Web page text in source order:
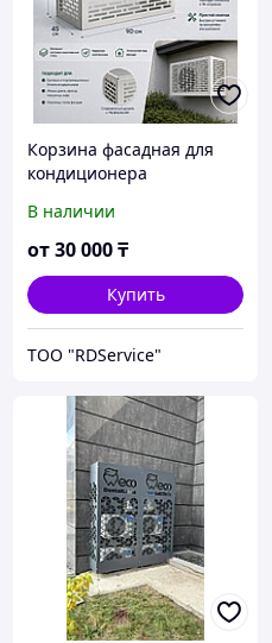
Корзина фасадная для
кондиционера
В наличии
от30 000₸
Купить
ТОО "RDService"